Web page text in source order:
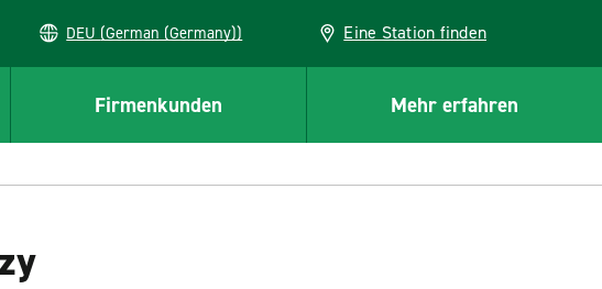
DEU (German (Germany)) Eine Station finden
Firmenkunden Mehr erfahren